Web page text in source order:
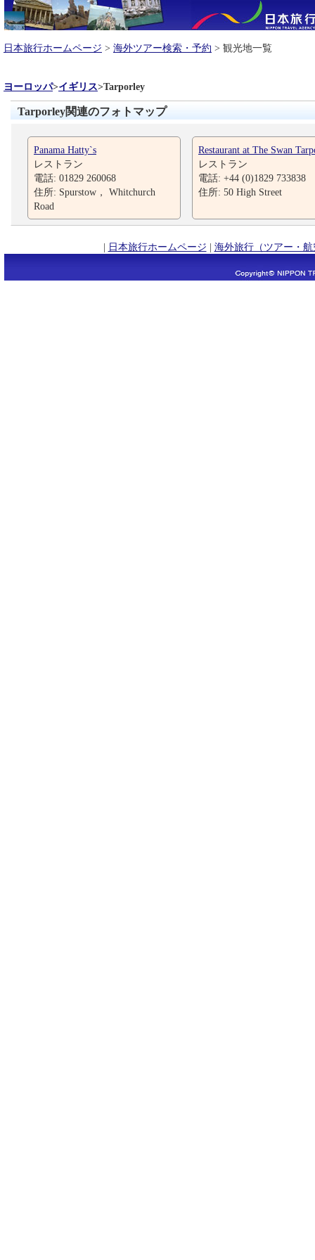
日本旅行ホームページ > 海外ツアー検索・予約 > 観光地一覧
ヨーロッパ>イギリス>Tarporley
Tarporley関連のフォトマップ
Panama Hatty`s
レストラン
電話: 01829 260068
住所: Spurstow， Whitchurch
Road
Restaurant at The Swan
レストラン
電話: +44 (0)1829 733838
住所: 50 High Street
| 日本旅行ホームページ | 海外旅行（ツアー・航